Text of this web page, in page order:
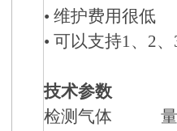
• 维护费用很低
• 可以支持1、2
技术参数
检测气体